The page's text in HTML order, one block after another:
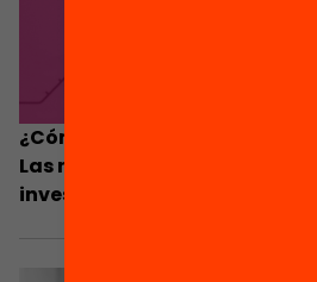
¿Cómo facilitamos el
Las nuevas oportunidades a
investigación